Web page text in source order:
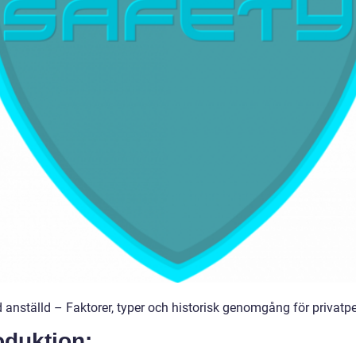
anställd – Faktorer, typer och historisk genomgång för